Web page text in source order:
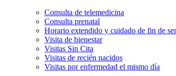
Consulta de telemedicina
Consulta prenatal
Horario extendido y cuidado de fin de
Visita de bienestar
Visitas Sin Cita
Visitas de recién nacidos
Visitas por enfermedad el mismo día